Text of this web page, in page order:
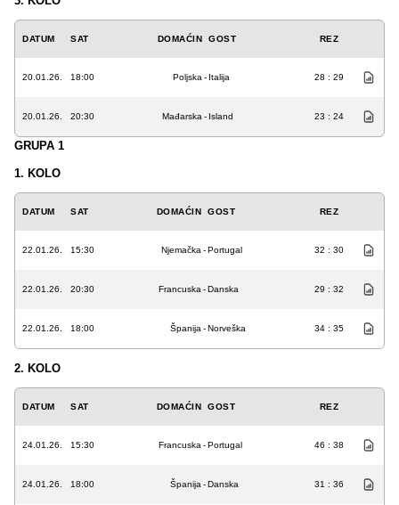
DATUM SAT DOMAĆIN GOST REZ
20.01.26. 18:00 Poljska - Italija 28 : 29
20.01.26. 20:30 Mađarska - Island 23 : 24
GRUPA 1
1. KOLO
DATUM SAT DOMAĆIN GOST REZ
22.01.26. 15:30 Njemačka -Portugal 32 : 30
22.01.26. 20:30 Francuska -Danska 29 : 32
22.01.26. 18:00 Španija -Norveška 34 : 35
2. KOLO
DATUM SAT DOMAĆIN GOST REZ
24.01.26. 15:30 Francuska -Portugal 46 : 38
24.01.26. 18:00 Španija -Danska 31 : 36